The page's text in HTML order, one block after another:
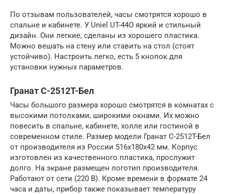
По отзывам пользователей, часы смотрятся хорошо в
спальне и кабинете. У Uniel UT-44O яркий и стильный
дизайн. Они легкие, сделаны из хорошего пластика.
Можно вешать на стену или ставить на стол (стоят
устойчиво). Настроить легко, есть 5 кнопок для
установки нужных параметров.
Гранат С-2512T-Бел
Часы большого размера хорошо смотрятся в комнатах с
высокими потолками, широкими окнами. Их можно
повесить в спальне, кабинете, холле или гостиной в
современном стиле. Размер модели Гранат С-2512T-Бел
от производителя из России 516х180х42 мм. Корпус
изготовлен из качественного пластика, прослужит
долго. На экране размещен логотип производителя.
Работают от сети (220 В). Кроме времени в формате 24
часа и даты, прибор также показывает температуру